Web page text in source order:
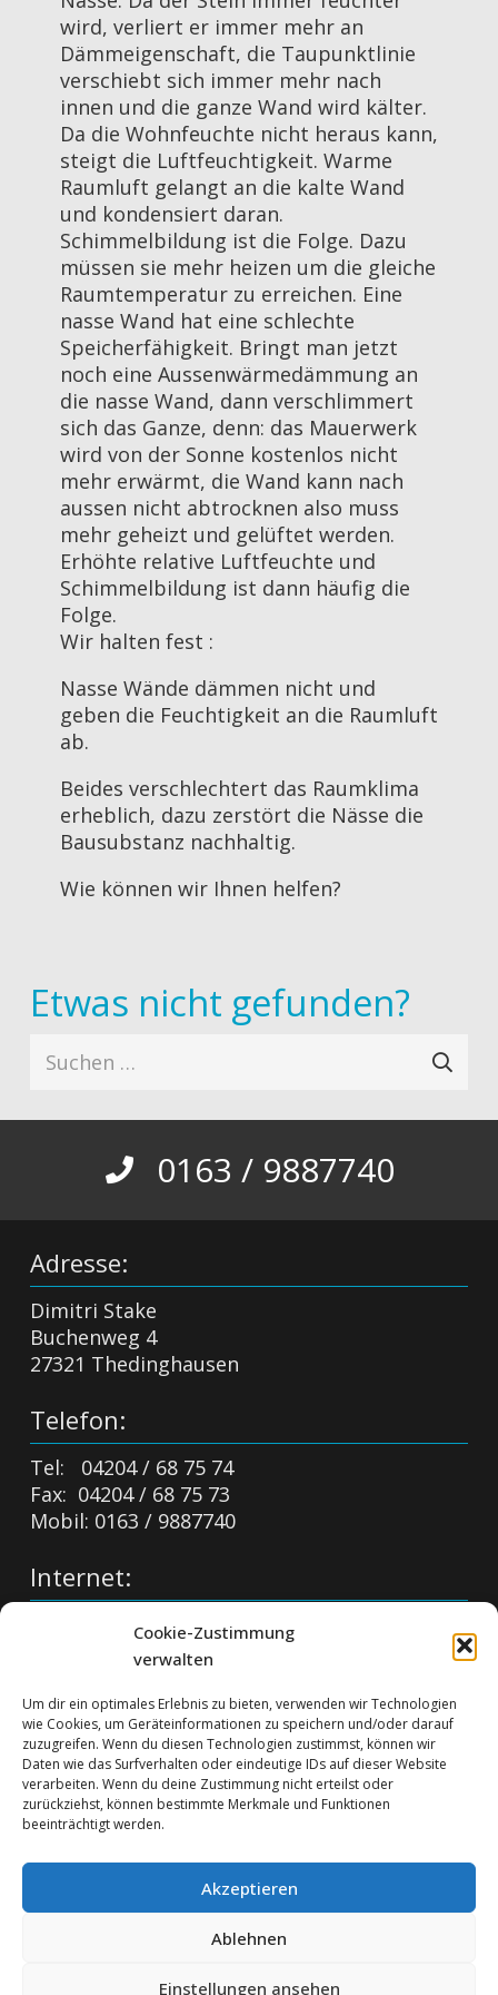
Cookie-Zustimmung
verwalten
Um dir ein optimales Erlebnis zu bieten, verwenden wir Technologien
wie Cookies, um Geräteinformationen zu speichern und/oder darauf
zuzugreifen. Wenn du diesen Technologien zustimmst, können wir
Daten wie das Surfverhalten oder eindeutige IDs auf dieser Website
verarbeiten. Wenn du deine Zustimmung nicht erteilst oder
zurückziehst, können bestimmte Merkmale und Funktionen
beeinträchtigt werden.
Akzeptieren
Ablehnen
Einstellungen ansehen
wird, verliert er immer mehr an
Dämmeigenschaft, die Taupunktlinie
verschiebt sich immer mehr nach
innen und die ganze Wand wird kälter.
Da die Wohnfeuchte nicht heraus kann,
steigt die Luftfeuchtigkeit. Warme
Raumluft gelangt an die kalte Wand
und kondensiert daran.
Schimmelbildung ist die Folge. Dazu
müssen sie mehr heizen um die gleiche
Raumtemperatur zu erreichen. Eine
nasse Wand hat eine schlechte
Speicherfähigkeit. Bringt man jetzt
noch eine Aussenwärmedämmung an
die nasse Wand, dann verschlimmert
sich das Ganze, denn: das Mauerwerk
wird von der Sonne kostenlos nicht
mehr erwärmt, die Wand kann nach
aussen nicht abtrocknen also muss
mehr geheizt und gelüftet werden.
Erhöhte relative Luftfeuchte und
Schimmelbildung ist dann häufig die
Folge.
Wir halten fest :
Nasse Wände dämmen nicht und
geben die Feuchtigkeit an die Raumluft
ab.
Beides verschlechtert das Raumklima
erheblich, dazu zerstört die Nässe die
Bausubstanz nachhaltig.
Wie können wir Ihnen helfen?
Etwas nicht gefunden?
nach:
0163 / 9887740
Adresse:
Dimitri Stake
Buchenweg 4
27321 Thedinghausen
Telefon:
Tel: 04204 / 68 75 74
Fax: 04204 / 68 75 73
Mobil: 0163 / 9887740
Internet:
info@stake-bau.de
https://stake-bau.de
Impressum:
Impressum
Datenschutzerklärung
Cookie-Richtlinie (EU)